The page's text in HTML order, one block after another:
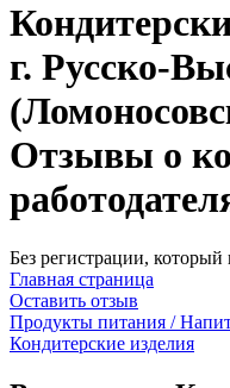
г. Русско-
Отзывы о
Без регистрации, который
Главная страница
Оставить отзыв
Продукты питания /
Кондитерские изделия